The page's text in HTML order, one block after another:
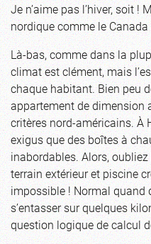
Je n’aime pas l’hiver, soit !
nordique comme le
Là-bas, comme dans la
climat est clément, mais
chaque habitant. Bien peu
appartement de dimension
critères nord-américains. À
exigus que des boîtes à
inabordables. Alors,
terrain extérieur et piscine
impossible ! Normal quand
s’entasser sur quelques
question logique de calcul